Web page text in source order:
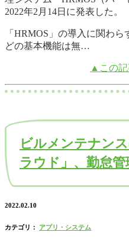
2022年2月14日に発表した。
「HRMOS」の導入に関わ
どの基本機能は無…
▲この
ビルメンテナン
ラウド」、勤怠管
2022.02.10
カテゴリ： アプリ・システム